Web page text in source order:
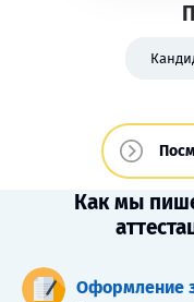
Как мы
Оформление